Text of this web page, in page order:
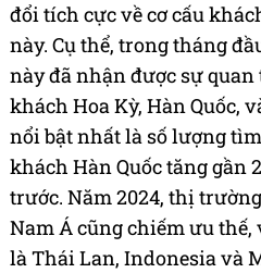
đổi tích cực về cơ cấu
này. Cụ thể, trong tháng
này đã nhận được sự
khách Hoa Kỳ, Hàn Quốc,
nổi bật nhất là số lượng
khách Hàn Quốc tăng gần
trước. Năm 2024, thị
Nam Á cũng chiếm ưu thế,
là Thái Lan, Indonesia và